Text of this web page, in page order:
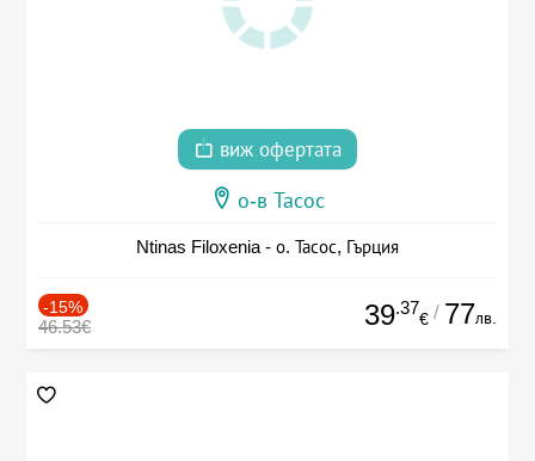
виж офертата
о-в Тасос
Ntinas Filoxenia - о. Тасос, Гърция
-15%
46.53€ 39.37
€ / 77лв.